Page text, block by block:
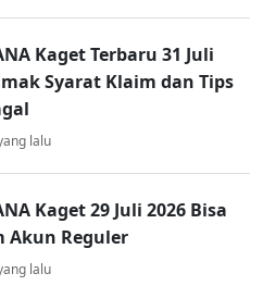
Kaget Terbaru 31 Juli
Syarat Klaim dan Tips
lalu
Kaget 29 Juli 2026 Bisa
Akun Reguler
lalu